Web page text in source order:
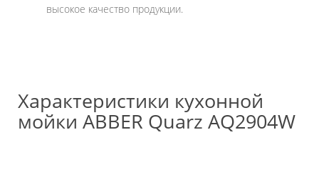
высокое качество продукции.
Характеристики кухонной
мойки ABBER Quarz AQ2904W